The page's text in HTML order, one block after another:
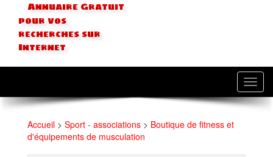
Annuaire Gratuit
pour vos
recherches sur
Internet
Accueil > Sport - associations > Boutique de fitness et
d'équipements de musculation